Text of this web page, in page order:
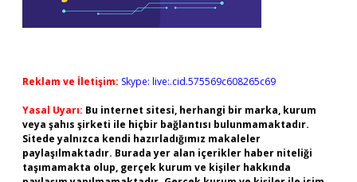
Reklam ve İletişim: Skype: live:.cid.575569c608265c69
Yasal Uyarı: Bu internet sitesi, herhangi bir marka, kurum
veya şahıs şirketi ile hiçbir bağlantısı bulunmamaktadır.
Sitede yalnızca kendi hazırladığımız makaleler
paylaşılmaktadır. Burada yer alan içerikler haber niteliği
taşımamakta olup, gerçek kurum ve kişiler hakkında